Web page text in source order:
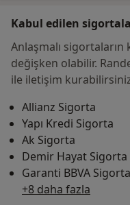
Kabul edilen
Anlaşmalı sigortaların
değişken olabilir.
ile iletişim
Allianz Sigorta
Yapı Kredi Sigorta
Ak Sigorta
Demir Hayat Sigorta
Garanti BBVA Sigorta
+8 daha fazla